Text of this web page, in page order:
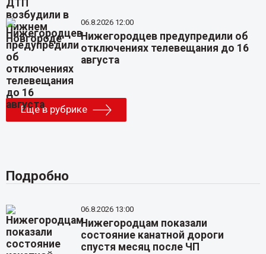
06.8.2026 12:00
Нижегородцев предупредили об
отключениях телевещания до 16
августа
Еще в рубрике
Подробно
06.8.2026 13:00
Нижегородцам показали
состояние канатной дороги
спустя месяц после ЧП